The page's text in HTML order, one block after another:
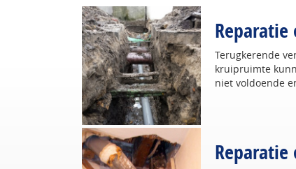
Terugkerende
kruipruimte
niet voldoende